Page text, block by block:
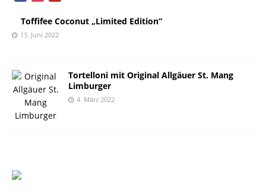
Toffifee Coconut „Limited Edition“
13. Juni 2022
Tortelloni mit Original Allgäuer St. Mang
Limburger
4. März 2022